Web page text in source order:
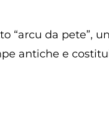
“arcu da pete”,
antiche e